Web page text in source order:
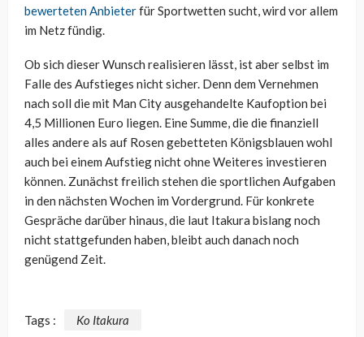
bewerteten Anbieterfür Sportwetten sucht, wird vor allem
im Netz fündig.
Ob sich dieser Wunsch realisieren lässt, ist aber selbst im
Falle des Aufstieges nicht sicher. Denn dem Vernehmen
nach soll die mit Man City ausgehandelte Kaufoption bei
4,5 Millionen Euro liegen. Eine Summe, die die finanziell
alles andere als auf Rosen gebetteten Königsblauen wohl
auch bei einem Aufstieg nicht ohne Weiteres investieren
können. Zunächst freilich stehen die sportlichen Aufgaben
in den nächsten Wochen im Vordergrund. Für konkrete
Gespräche darüber hinaus, die laut Itakura bislang noch
nicht stattgefunden haben, bleibt auch danach noch
genügend Zeit.
Tags : Ko Itakura